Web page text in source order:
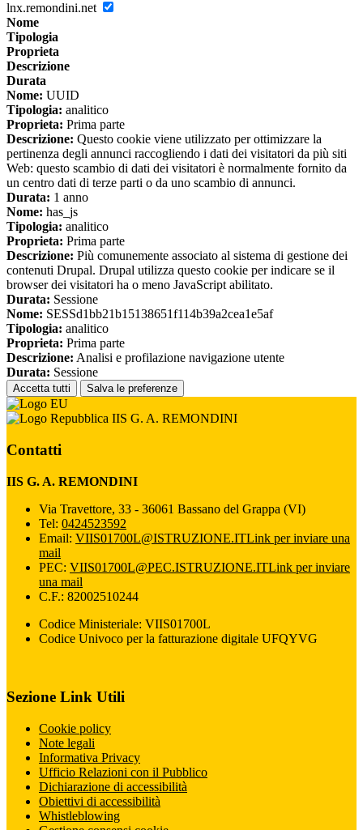
lnx.remondini.net
Nome
Tipologia
Proprieta
Descrizione
Durata
Nome: UUID
Tipologia: analitico
Proprieta: Prima parte
Descrizione: Questo cookie viene utilizzato per ottimizzare la
pertinenza degli annunci raccogliendo i dati dei visitatori da più siti
Web: questo scambio di dati dei visitatori è normalmente fornito da
un centro dati di terze parti o da uno scambio di annunci.
Durata: 1 anno
Nome: has_js
Tipologia: analitico
Proprieta: Prima parte
Descrizione: Più comunemente associato al sistema di gestione dei
contenuti Drupal. Drupal utilizza questo cookie per indicare se il
browser dei visitatori ha o meno JavaScript abilitato.
Durata: Sessione
Nome: SESSd1bb21b15138651f114b39a2cea1e5af
Tipologia: analitico
Proprieta: Prima parte
Descrizione: Analisi e profilazione navigazione utente
Durata: Sessione
Accetta tutti Salva le preferenze
IIS G. A. REMONDINI
Contatti
IIS G. A. REMONDINI
Via Travettore, 33 - 36061 Bassano del Grappa (VI)
Tel: 0424523592
Email: VIIS01700L@ISTRUZIONE.ITLink per inviare una
mail
PEC: VIIS01700L@PEC.ISTRUZIONE.ITLink per inviare
una mail
C.F.: 82002510244
Codice Ministeriale: VIIS01700L
Codice Univoco per la fatturazione digitale UFQYVG
Sezione Link Utili
Cookie policy
Note legali
Informativa Privacy
Ufficio Relazioni con il Pubblico
Dichiarazione di accessibilità
Obiettivi di accessibilità
Whistleblowing